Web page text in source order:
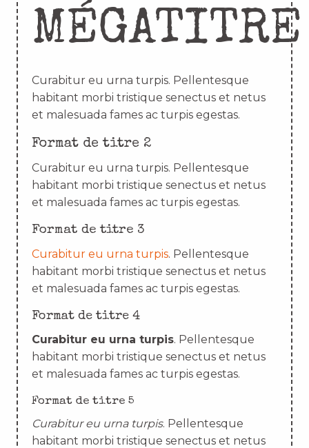
MÉGATITRE
Curabitur eu urna turpis. Pellentesque
habitant morbi tristique senectus et netus
et malesuada fames ac turpis egestas.
Format de titre 2
Curabitur eu urna turpis. Pellentesque
habitant morbi tristique senectus et netus
et malesuada fames ac turpis egestas.
Format de titre 3
Curabitur eu urna turpis. Pellentesque
habitant morbi tristique senectus et netus
et malesuada fames ac turpis egestas.
Format de titre 4
Curabitur eu urna turpis. Pellentesque
habitant morbi tristique senectus et netus
et malesuada fames ac turpis egestas.
Format de titre 5
Curabitur eu urna turpis. Pellentesque
habitant morbi tristique senectus et netus